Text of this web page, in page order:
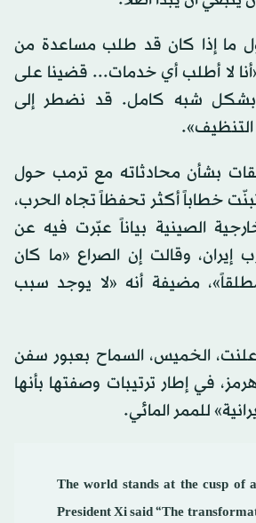
ما إذا كان قد طلب مساعدة من
لا أطلب أي خدمات... قضينا على
بشكل شبه كامل. قد نضطر إلى
التنظيف».
بشأن محادثاته مع ترمب حول
خطاباً أكثر تحفظاً تجاه الحرب،
الصينية بياناً عبّرت فيه عن
إيران، وقالت إن الصراع «ما كان
مضيفة أنه «لا يوجد سبب
الخميس، السماح بعبور سفن
في إطار ترتيبات وصفتها بأنها
للممر المائي.
The world stands at the cusp of
President Xi said “The